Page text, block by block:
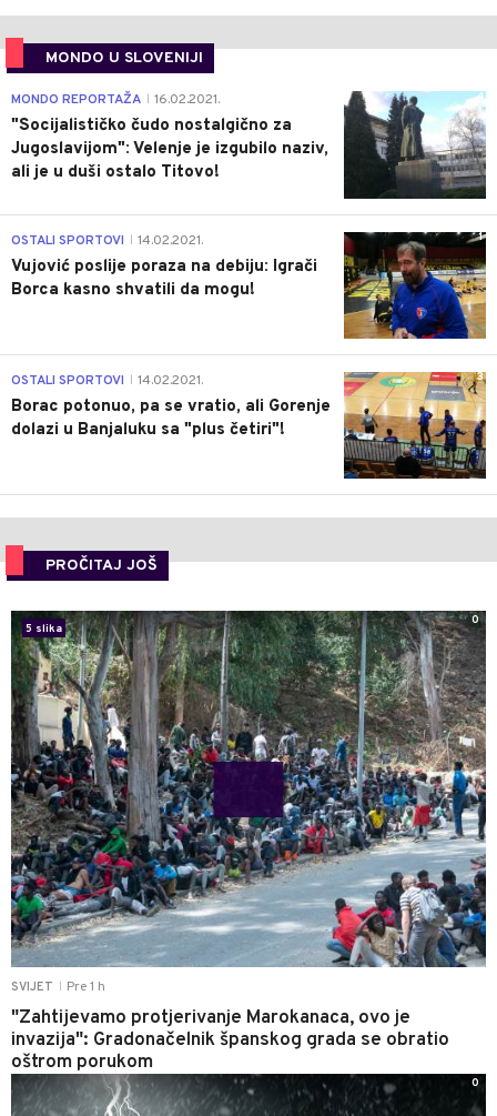
MONDO U SLOVENIJI
4
MONDO REPORTAŽA 16.02.2021.
"Socijalističko čudo nostalgično za
Jugoslavijom": Velenje je izgubilo naziv,
ali je u duši ostalo Titovo!
1
OSTALI SPORTOVI 14.02.2021.
Vujović poslije poraza na debiju: Igrači
Borca kasno shvatili da mogu!
3
OSTALI SPORTOVI 14.02.2021.
Borac potonuo, pa se vratio, ali Gorenje
dolazi u Banjaluku sa "plus četiri"!
PROČITAJ JOŠ
SVIJET Pre 1 h
"Zahtijevamo protjerivanje Marokanaca, ovo je
invazija": Gradonačelnik španskog grada se obratio
oštrom porukom
5 slika
0
0